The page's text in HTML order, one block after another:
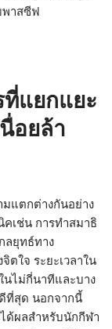
พาสซีฟ
แยกแยะ
อยล้า
แตกต่างกันอย่าง
เช่น การทำสมาธิ
ลยุทธ์ทาง
ใจ ระยะเวลาใน
นไม่กี่นาทีและบาง
ที่สุด นอกจากนี้
ด้ผลสำหรับนักกีฬา